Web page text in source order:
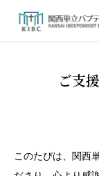
ご支
このたびは、関西
Q&A